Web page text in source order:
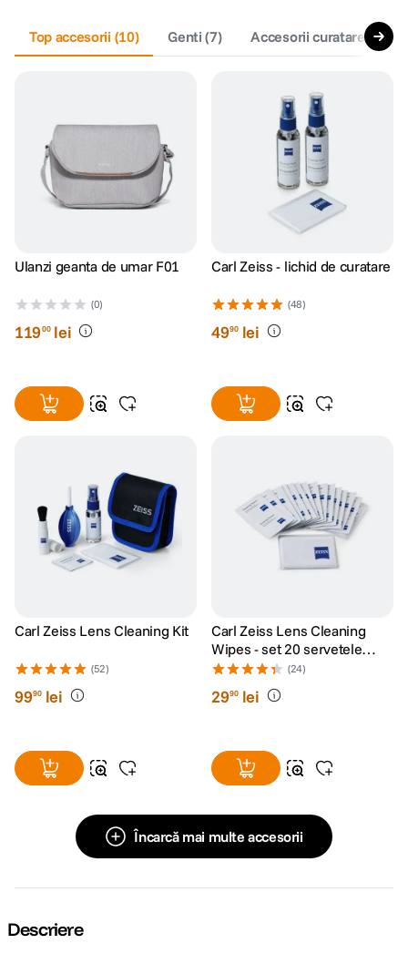
5. canon sx740 hs
sony fx
8 . card memorie
dji mic mini
Top accesorii (10) Genti (7) Accesorii curatare si
Ulanzi geanta de umar F01
(0)
11900 lei
Carl Zeiss - lichid de curatare
(48)
4990 lei
Carl Zeiss Lens Cleaning Kit
(52)
9990 lei
Carl Zeiss Lens Cleaning
Wipes - set 20 servetele
umede
(24)
2990 lei
Încarcă mai multe accesorii
Descriere